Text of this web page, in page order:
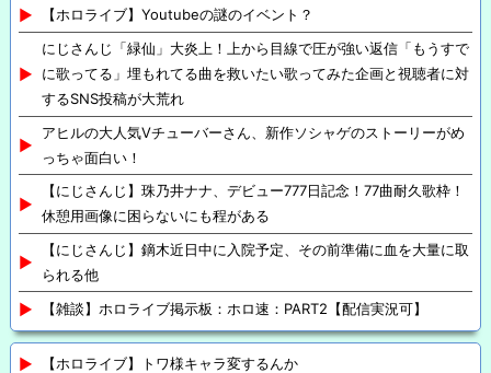
【ホロライブ】Youtubeの謎のイベント？
にじさんじ「緑仙」大炎上！上から目線で圧が強い返信「もうすで
に歌ってる」埋もれてる曲を救いたい歌ってみた企画と視聴者に対
するSNS投稿が大荒れ
アヒルの大人気Vチューバーさん、新作ソシャゲのストーリーがめ
っちゃ面白い！
【にじさんじ】珠乃井ナナ、デビュー777日記念！77曲耐久歌枠！
休憩用画像に困らないにも程がある
【にじさんじ】鏑木近日中に入院予定、その前準備に血を大量に取
られる他
【雑談】ホロライブ掲示板：ホロ速：PART2【配信実況可】
【ホロライブ】トワ様キャラ変するんか